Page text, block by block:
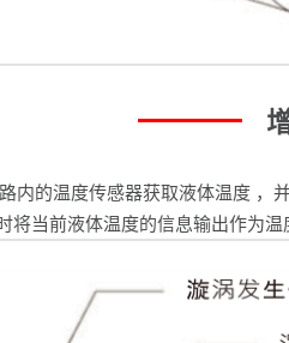
内的温度传感器获取液体温度 ，
当前液体温度的信息输出作为温